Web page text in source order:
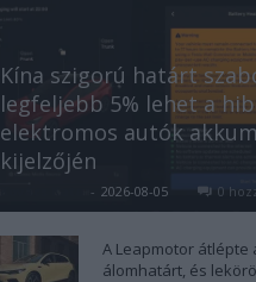
Kína szigorú határt
legfeljebb 5% lehet a
elektromos autók
kijelzőjén
- 2026-08-05 0
A Leapmotor átlépte
álomhatárt, és